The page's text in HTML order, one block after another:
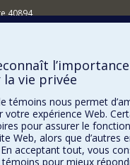
40894
l'École?
vie privée
témoins nous permet
votre expérience Web.
pour assurer le
Web, alors que d’autres
acceptant tout, vous
pour mieux